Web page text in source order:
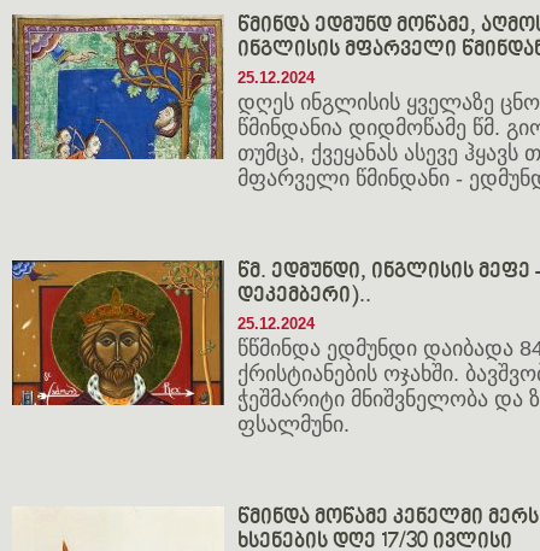
წმინდა ედმუნდ მოწამე,
ინგლისის მფარველი
25.12.2024
დღეს ინგლისის ყველაზე
წმინდანია დიდმოწამე წმ.
თუმცა, ქვეყანას ასევე ჰყავს
მფარველი წმინდანი -
წმ. ედმუნდი, ინგლისის მეფე
დეკემბერი)..
25.12.2024
წწმინდა ედმუნდი დაიბადა
ქრისტიანების ოჯახში.
ჭეშმარიტი მნიშვნელობა და
ფსალმუნი.
წმინდა მოწამე კენელმი
ხსენების დღე 17/30 ივლისი